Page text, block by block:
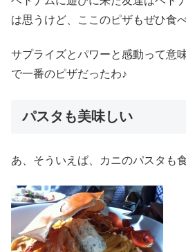
は思うけど、ここのピザもぜひ食
サプライズとパワーと感動って意
で一番のピザだったわ♪
パスタも美味しい
あ、そういえば、カニのパスタも